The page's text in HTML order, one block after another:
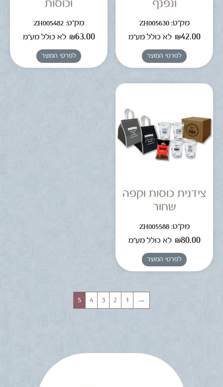
ונפנף
מק"ט: ZH005630
₪42.00 לא כולל מע"מ
לפרטי המוצר
וכוסות
מק"ט: ZH005482
₪63.00 לא כולל מע"מ
לפרטי המוצר
צידנית כוסות וקפה
שחור
מק"ט: ZH005588
₪80.00 לא כולל מע"מ
לפרטי המוצר
→
1
2
3
4
5